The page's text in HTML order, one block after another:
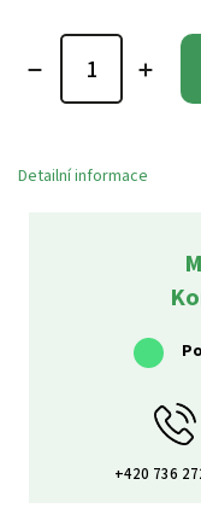
Detailní informace
+420 736